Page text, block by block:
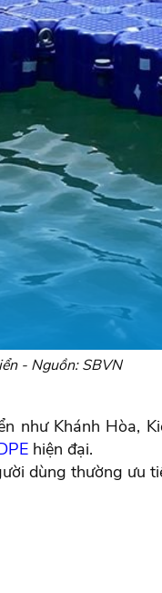
- Nguồn: SBVN
như Khánh Hòa,
hiện đại.
dùng thường ưu